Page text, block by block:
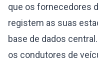
que os fornecedores
registem as suas
base de dados
os condutores de